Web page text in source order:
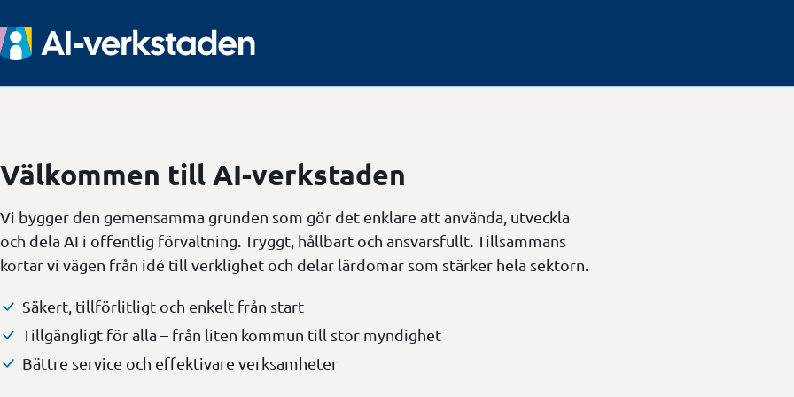
Välkommen till AI-verkstaden
Vi bygger den gemensamma grunden som gör det enklare att använda, utveckla
och dela AI i offentlig förvaltning. Tryggt, hållbart och ansvarsfullt. Tillsammans
kortar vi vägen från idé till verklighet och delar lärdomar som stärker hela sektorn.
Säkert, tillförlitligt och enkelt från start
Tillgängligt för alla – från liten kommun till stor myndighet
Bättre service och effektivare verksamheter